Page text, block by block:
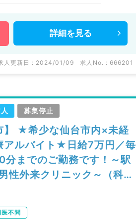
詳細を 見る
人更新日 : 2024/01/09 求人No. : 666201
募集停止
】 ★希少な仙台市内×未経
アルバイト★日給7万円／毎
までのご勤務です！～駅
性外来クリニック～（科目
不問